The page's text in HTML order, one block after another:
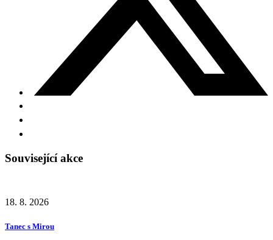
Související akce
18. 8. 2026
Tanec s Mirou